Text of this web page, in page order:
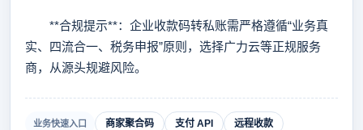
**合规提示**：企业收款码转私账需严格遵循“业务真
实、四流合一、税务申报”原则，选择广力云等正规服务
商，从源头规避风险。
业务快速入口 商家聚合码 支付 API 远程收款